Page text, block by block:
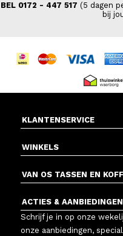
BEL 0172 - 447 517 (5 dagen
bij
KLANTENSERVICE
WINKELS
VAN OS TASSEN EN
ACTIES & AANBIEDINGEN
Schrijf je in op onze
onze aanbiedingen,